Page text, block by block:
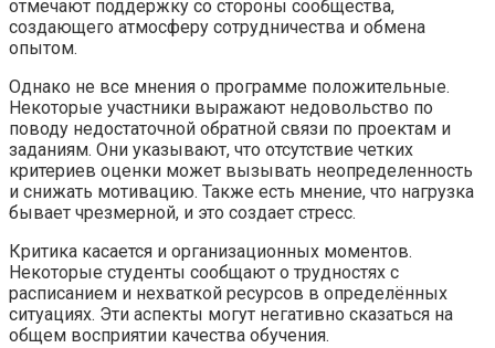
отмечают поддержку со стороны сообщества,
создающего атмосферу сотрудничества и обмена
опытом.
Однако не все мнения о программе положительные.
Некоторые участники выражают недовольство по
поводу недостаточной обратной связи по проектам и
заданиям. Они указывают, что отсутствие четких
критериев оценки может вызывать неопределенность
и снижать мотивацию. Также есть мнение, что нагрузка
бывает чрезмерной, и это создает стресс.
Критика касается и организационных моментов.
Некоторые студенты сообщают о трудностях с
расписанием и нехваткой ресурсов в определённых
ситуациях. Эти аспекты могут негативно сказаться на
общем восприятии качества обучения.